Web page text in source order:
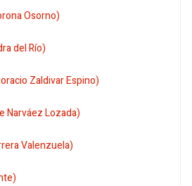
Osorno)
del Río)
Zaldivar Espino)
Narváez Lozada)
Valenzuela)